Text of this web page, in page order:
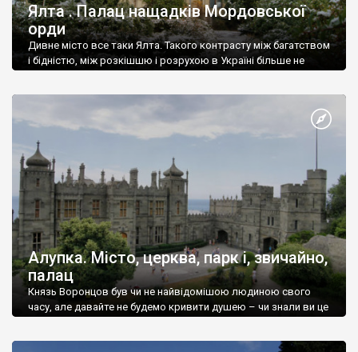
Ялта . Палац нащадків Мордовської
орди
Дивне місто все таки Ялта. Такого контрасту між багатством
і бідністю, між розкішшю і розрухою в Україні більше не
Алупка. Місто, церква, парк і, звичайно,
палац
Князь Воронцов був чи не найвідомішою людиною свого
часу, але давайте не будемо кривити душею – чи знали ви це